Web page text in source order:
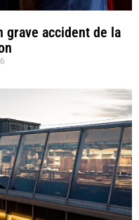
grave accident de la